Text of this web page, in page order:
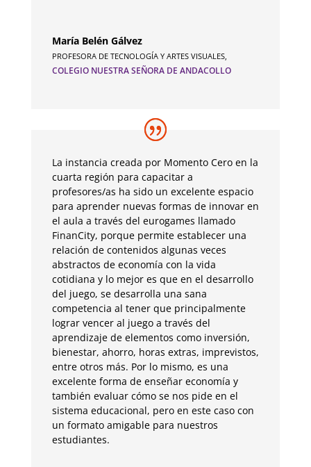
María Belén Gálvez
PROFESORA DE TECNOLOGÍA Y ARTES VISUALES,
COLEGIO NUESTRA SEÑORA DE ANDACOLLO
La instancia creada por Momento Cero en la
cuarta región para capacitar a
profesores/as ha sido un excelente espacio
para aprender nuevas formas de innovar en
el aula a través del eurogames llamado
FinanCity, porque permite establecer una
relación de contenidos algunas veces
abstractos de economía con la vida
cotidiana y lo mejor es que en el desarrollo
del juego, se desarrolla una sana
competencia al tener que principalmente
lograr vencer al juego a través del
aprendizaje de elementos como inversión,
bienestar, ahorro, horas extras, imprevistos,
entre otros más. Por lo mismo, es una
excelente forma de enseñar economía y
también evaluar cómo se nos pide en el
sistema educacional, pero en este caso con
un formato amigable para nuestros
estudiantes.